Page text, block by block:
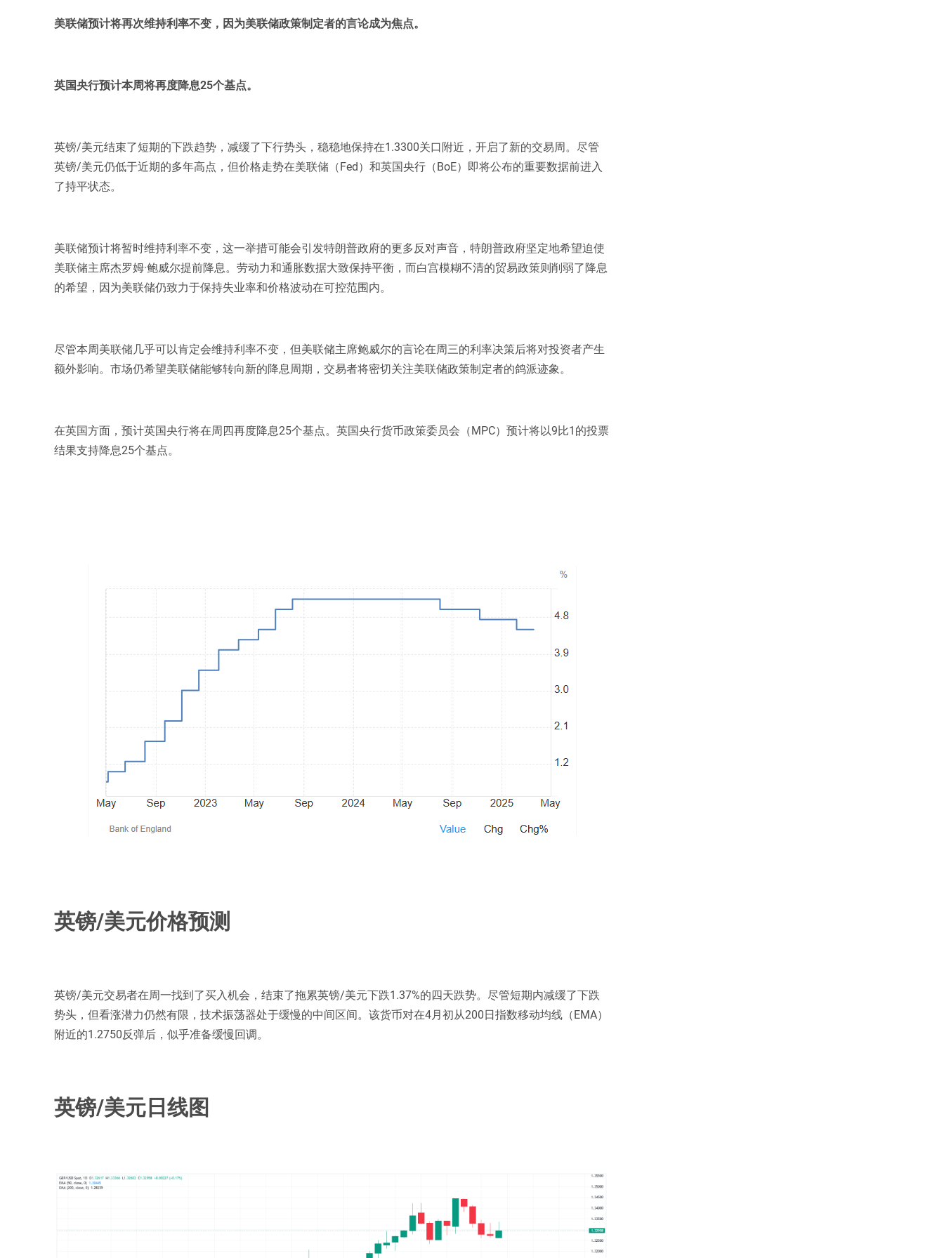
美联储预计将再次维持利率不变，因为美联储政策制定者的言论成为焦点。
英国央行预计本周将再度降息25个基点。
英镑/美元结束了短期的下跌趋势，减缓了下行势头，稳稳地保持在1.3300关口附近，开启了新的交易周。尽管
英镑/美元仍低于近期的多年高点，但价格走势在美联储（Fed）和英国央行（BoE）即将公布的重要数据前进入
了持平状态。
美联储预计将暂时维持利率不变，这一举措可能会引发特朗普政府的更多反对声音，特朗普政府坚定地希望迫使
美联储主席杰罗姆·鲍威尔提前降息。劳动力和通胀数据大致保持平衡，而白宫模糊不清的贸易政策则削弱了降息
的希望，因为美联储仍致力于保持失业率和价格波动在可控范围内。
尽管本周美联储几乎可以肯定会维持利率不变，但美联储主席鲍威尔的言论在周三的利率决策后将对投资者产生
额外影响。市场仍希望美联储能够转向新的降息周期，交易者将密切关注美联储政策制定者的鸽派迹象。
在英国方面，预计英国央行将在周四再度降息25个基点。英国央行货币政策委员会（MPC）预计将以9比1的投票
结果支持降息25个基点。
英镑/美元价格预测
英镑/美元交易者在周一找到了买入机会，结束了拖累英镑/美元下跌1.37%的四天跌势。尽管短期内减缓了下跌
势头，但看涨潜力仍然有限，技术振荡器处于缓慢的中间区间。该货币对在4月初从200日指数移动均线（EMA）
附近的1.2750反弹后，似乎准备缓慢回调。
英镑/美元日线图